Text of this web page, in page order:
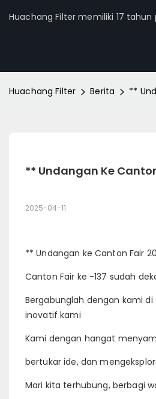
Huachang Filter memiliki 17
Huachang Filter Berita **
** Undangan Ke
2025-04-11
** Undangan ke Canton Fair
Canton Fair ke -137 sudah
Bergabunglah dengan kami di
inovatif kami
Kami dengan hangat
bertukar ide, dan
Mari kita terhubung, berbagi